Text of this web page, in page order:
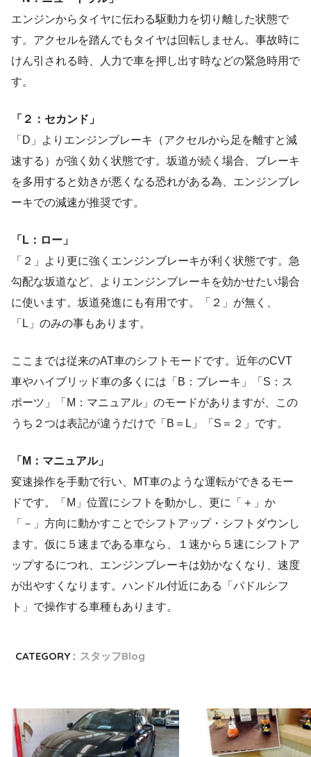
エンジンからタイヤに伝わる駆動力を切り離した状態で
す。アクセルを踏んでもタイヤは回転しません。事故時に
けん引される時、人力で車を押し出す時などの緊急時用で
す。
「２：セカンド」
「D」よりエンジンブレーキ（アクセルから足を離すと減
速する）が強く効く状態です。坂道が続く場合、ブレーキ
を多用すると効きが悪くなる恐れがある為、エンジンブレ
ーキでの減速が推奨です。
「L：ロー」
「２」より更に強くエンジンブレーキが利く状態です。急
勾配な坂道など、よりエンジンブレーキを効かせたい場合
に使います。坂道発進にも有用です。「２」が無く、
「L」のみの事もあります。
ここまでは従来のAT車のシフトモードです。近年のCVT
車やハイブリッド車の多くには「B：ブレーキ」「S：ス
ポーツ」「M：マニュアル」のモードがありますが、この
うち２つは表記が違うだけで「B＝L」「S＝２」です。
「M：マニュアル」
変速操作を手動で行い、MT車のような運転ができるモー
ドです。「M」位置にシフトを動かし、更に「＋」か
「－」方向に動かすことでシフトアップ・シフトダウンし
ます。仮に５速まである車なら、１速から５速にシフトア
ップするにつれ、エンジンブレーキは効かなくなり、速度
が出やすくなります。ハンドル付近にある「パドルシフ
ト」で操作する車種もあります。
CATEGORY : スタッフBlog